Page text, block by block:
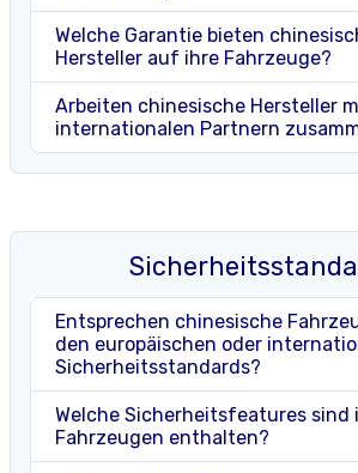
Welche Garantie bieten
Hersteller auf ihre Fahrzeuge?
Arbeiten chinesische Hersteller
internationalen Partnern
Entsprechen chinesische
den europäischen oder
Sicherheitsstandards?
Welche Sicherheitsfeatures sind
Fahrzeugen enthalten?